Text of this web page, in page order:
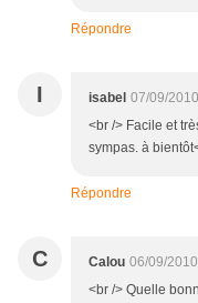
Répondre
I isabel 07/09/
<br /> Facile et
sympas. à
Répondre
C Calou 06/09/
<br /> Quelle